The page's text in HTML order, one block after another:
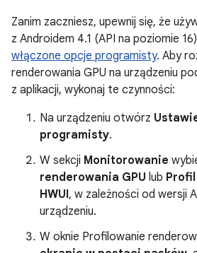
Zanim zaczniesz, upewnij się, że
z Androidem 4.1 (API na poziomie
włączone opcje programisty. Aby
renderowania GPU na urządzeniu
z aplikacji, wykonaj te czynności:
Na urządzeniu otwórz
programisty.
W sekcji Monitorowanie
renderowania GPU lub
HWUI, w zależności od wersji
urządzeniu.
W oknie Profilowanie